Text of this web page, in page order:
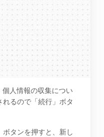
人情報の収集につい
るので「続行」ボタ
ボタンを押すと、新し